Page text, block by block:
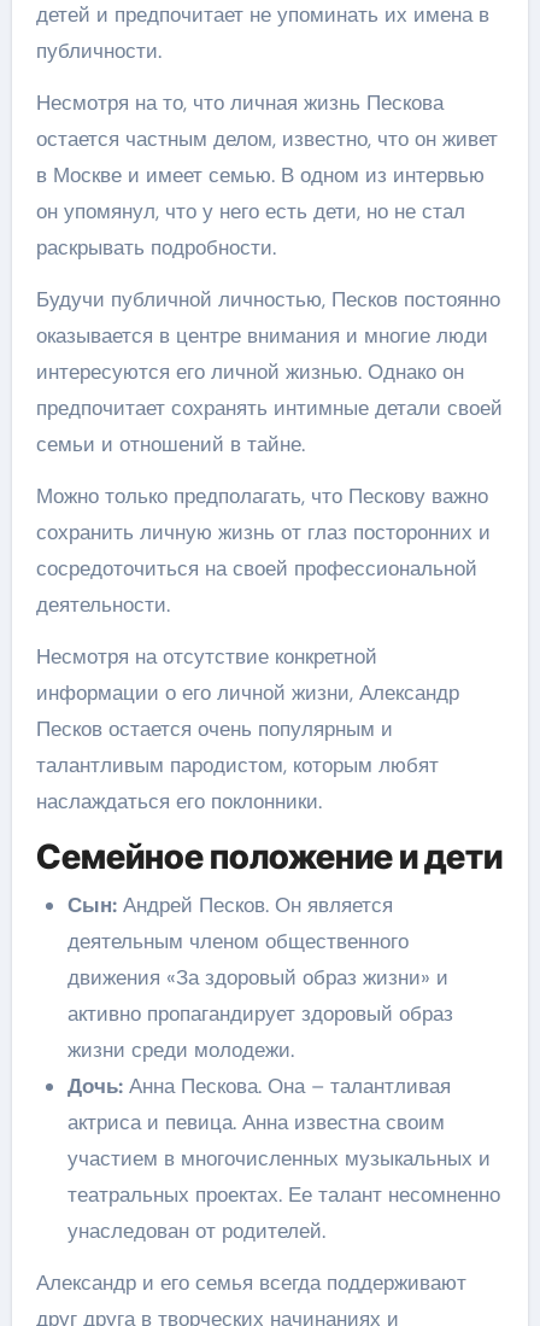
детей и предпочитает не упоминать их имена в
публичности.
Несмотря на то, что личная жизнь Пескова
остается частным делом, известно, что он живет
в Москве и имеет семью. В одном из интервью
он упомянул, что у него есть дети, но не стал
раскрывать подробности.
Будучи публичной личностью, Песков постоянно
оказывается в центре внимания и многие люди
интересуются его личной жизнью. Однако он
предпочитает сохранять интимные детали своей
семьи и отношений в тайне.
Можно только предполагать, что Пескову важно
сохранить личную жизнь от глаз посторонних и
сосредоточиться на своей профессиональной
деятельности.
Несмотря на отсутствие конкретной
информации о его личной жизни, Александр
Песков остается очень популярным и
талантливым пародистом, которым любят
наслаждаться его поклонники.
Семейное положение и дети
Сын:Андрей Песков. Он является
деятельным членом общественного
движения «За здоровый образ жизни» и
активно пропагандирует здоровый образ
жизни среди молодежи.
Дочь:Анна Пескова. Она – талантливая
актриса и певица. Анна известна своим
участием в многочисленных музыкальных и
театральных проектах. Ее талант несомненно
унаследован от родителей.
Александр и его семья всегда поддерживают
друг друга в творческих начинаниях и